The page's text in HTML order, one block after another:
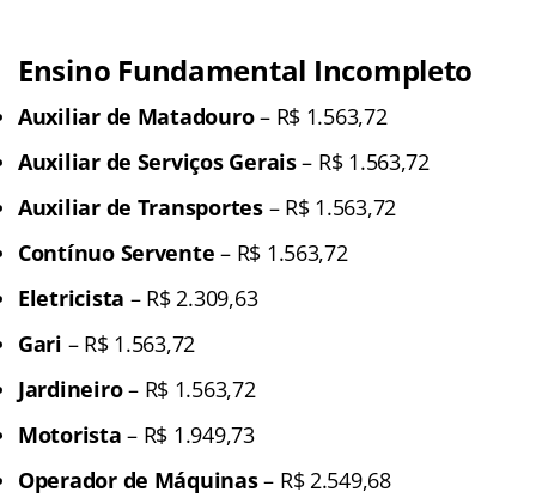
Ensino Fundamental Incompleto
Auxiliar de Matadouro– R$ 1.563,72
Auxiliar de Serviços Gerais– R$ 1.563,72
Auxiliar de Transportes– R$ 1.563,72
Contínuo Servente – R$ 1.563,72
Eletricista – R$ 2.309,63
Gari – R$ 1.563,72
Jardineiro– R$ 1.563,72
Motorista – R$ 1.949,73
Operador de Máquinas– R$ 2.549,68